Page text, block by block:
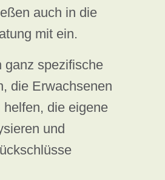
auch in die
mit ein.
ganz spezifische
die Erwachsenen
die eigene
und